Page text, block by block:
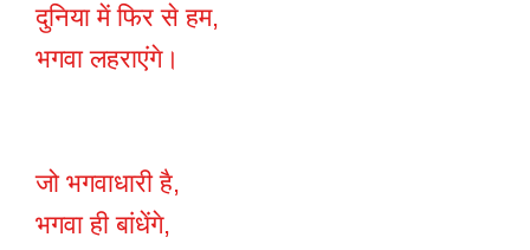
दुनिया में फिर से हम,
भगवा लहराएंगे।
जो भगवाधारी है,
भगवा ही बांधेंगे,